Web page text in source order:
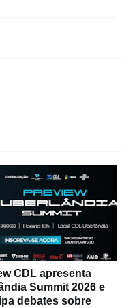
CDL apresenta
Summit 2026 e
debates sobre